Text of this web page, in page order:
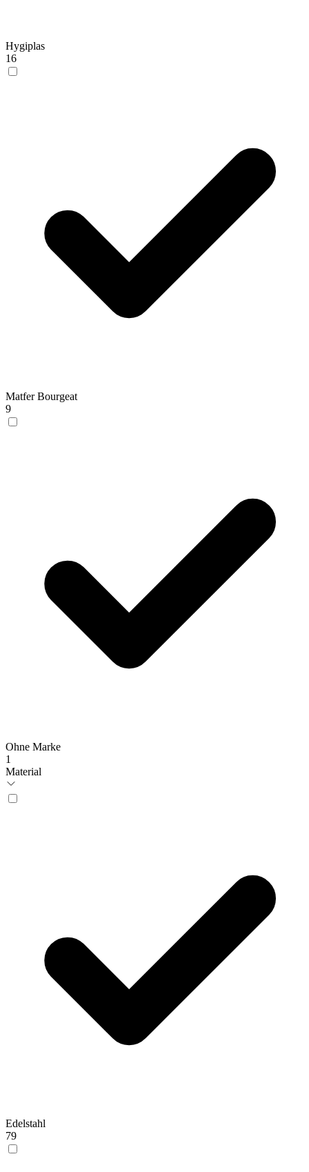
Hygiplas
16
Matfer Bourgeat
9
Ohne Marke
1
Material
Edelstahl
79